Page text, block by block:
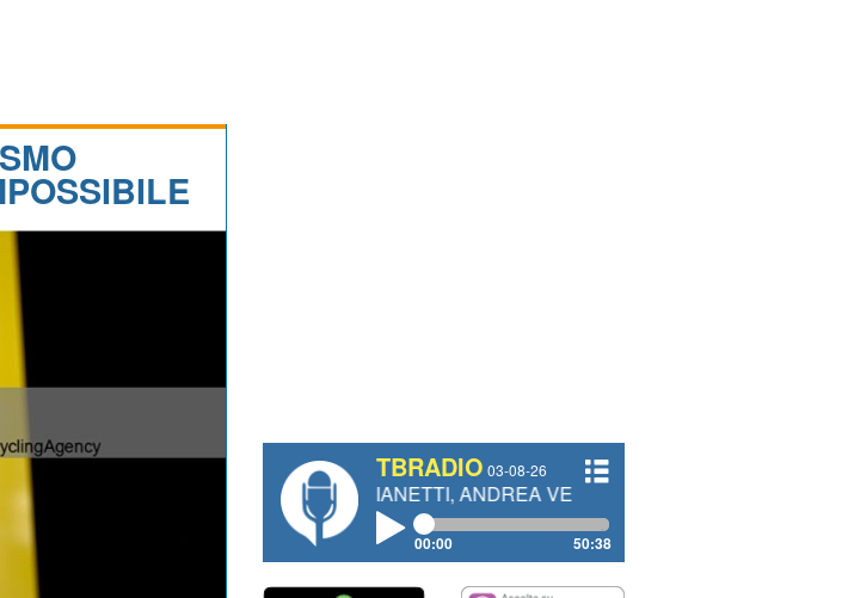
TBRADIO 03-08-26
WEGELIUS, MAURO GIANETTI, ANDREA VENDRAME, FILIPPO FIORELLI
00:00 50:38